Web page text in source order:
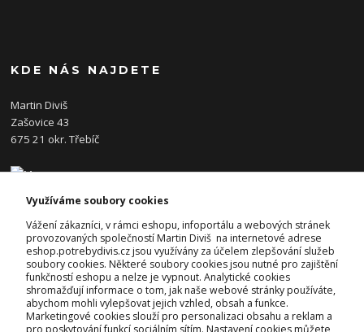
KDE NÁS NAJDETE
Martin Diviš
Zašovice 43
675 21 okr. Třebíč
KONTAKTY
Josef Diviš
+420 728 382 742
(Po-Pá, 7-17hod.)
prodejna@potrebydivis.cz
Využíváme soubory cookies
Vážení zákazníci, v rámci eshopu, infoportálu a webových stránek
provozovaných společností Martin Diviš na internetové adrese
eshop.potrebydivis.cz jsou využívány za účelem zlepšování služeb
soubory cookies. Některé soubory cookies jsou nutné pro zajištění
funkčností eshopu a nelze je vypnout. Analytické cookies
shromažďují informace o tom, jak naše webové stránky používáte,
abychom mohli vylepšovat jejich vzhled, obsah a funkce.
Marketingové cookies slouží pro personalizaci obsahu a reklam a
pro poskytování funkcí sociálním sítím. Nastavení cookies můžete